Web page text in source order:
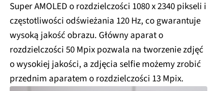
Super AMOLED o rozdzielczości 1080 x 2340 pikseli i
częstotliwości odświeżania 120 Hz, co gwarantuje
wysoką jakość obrazu. Główny aparat o
rozdzielczości 50 Mpix pozwala na tworzenie zdjęć
o wysokiej jakości, a zdjęcia selfie możemy zrobić
przednim aparatem o rozdzielczości 13 Mpix.